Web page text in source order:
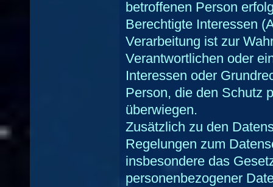
betroffenen Person
Berechtigte Interessen
Verarbeitung ist zur
Verantwortlichen oder
Interessen oder
Person, die den Schutz
überwiegen.
Zusätzlich zu den
Regelungen zum
insbesondere das
personenbezogener